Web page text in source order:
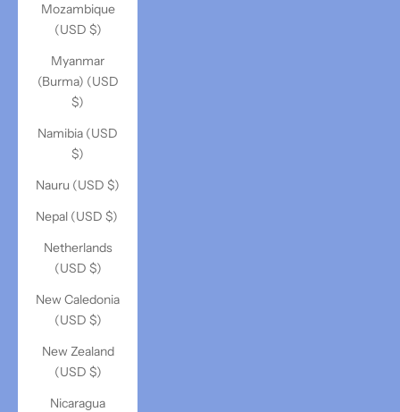
Mozambique
(USD $)
Myanmar
(Burma) (USD
$)
Namibia (USD
$)
Nauru (USD $)
Nepal (USD $)
Netherlands
(USD $)
New Caledonia
(USD $)
New Zealand
(USD $)
Nicaragua